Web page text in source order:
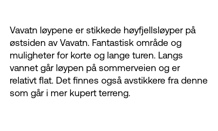
Vavatn løypene er stikkede høyfjellsløyper på
østsiden av Vavatn. Fantastisk område og
muligheter for korte og lange turen. Langs
vannet går løypen på sommerveien og er
relativt flat. Det finnes også avstikkere fra denne
som går i mer kupert terreng.